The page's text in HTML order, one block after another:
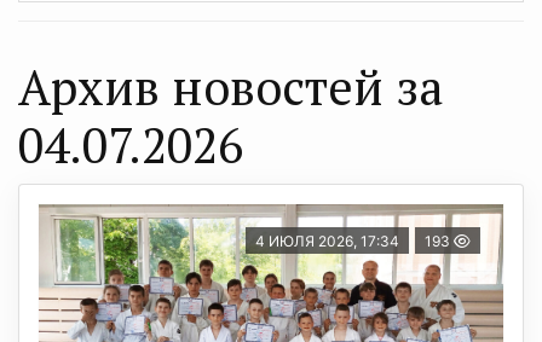
Архив новостей за
04.07.2026
4 ИЮЛЯ 2026, 17:34 193